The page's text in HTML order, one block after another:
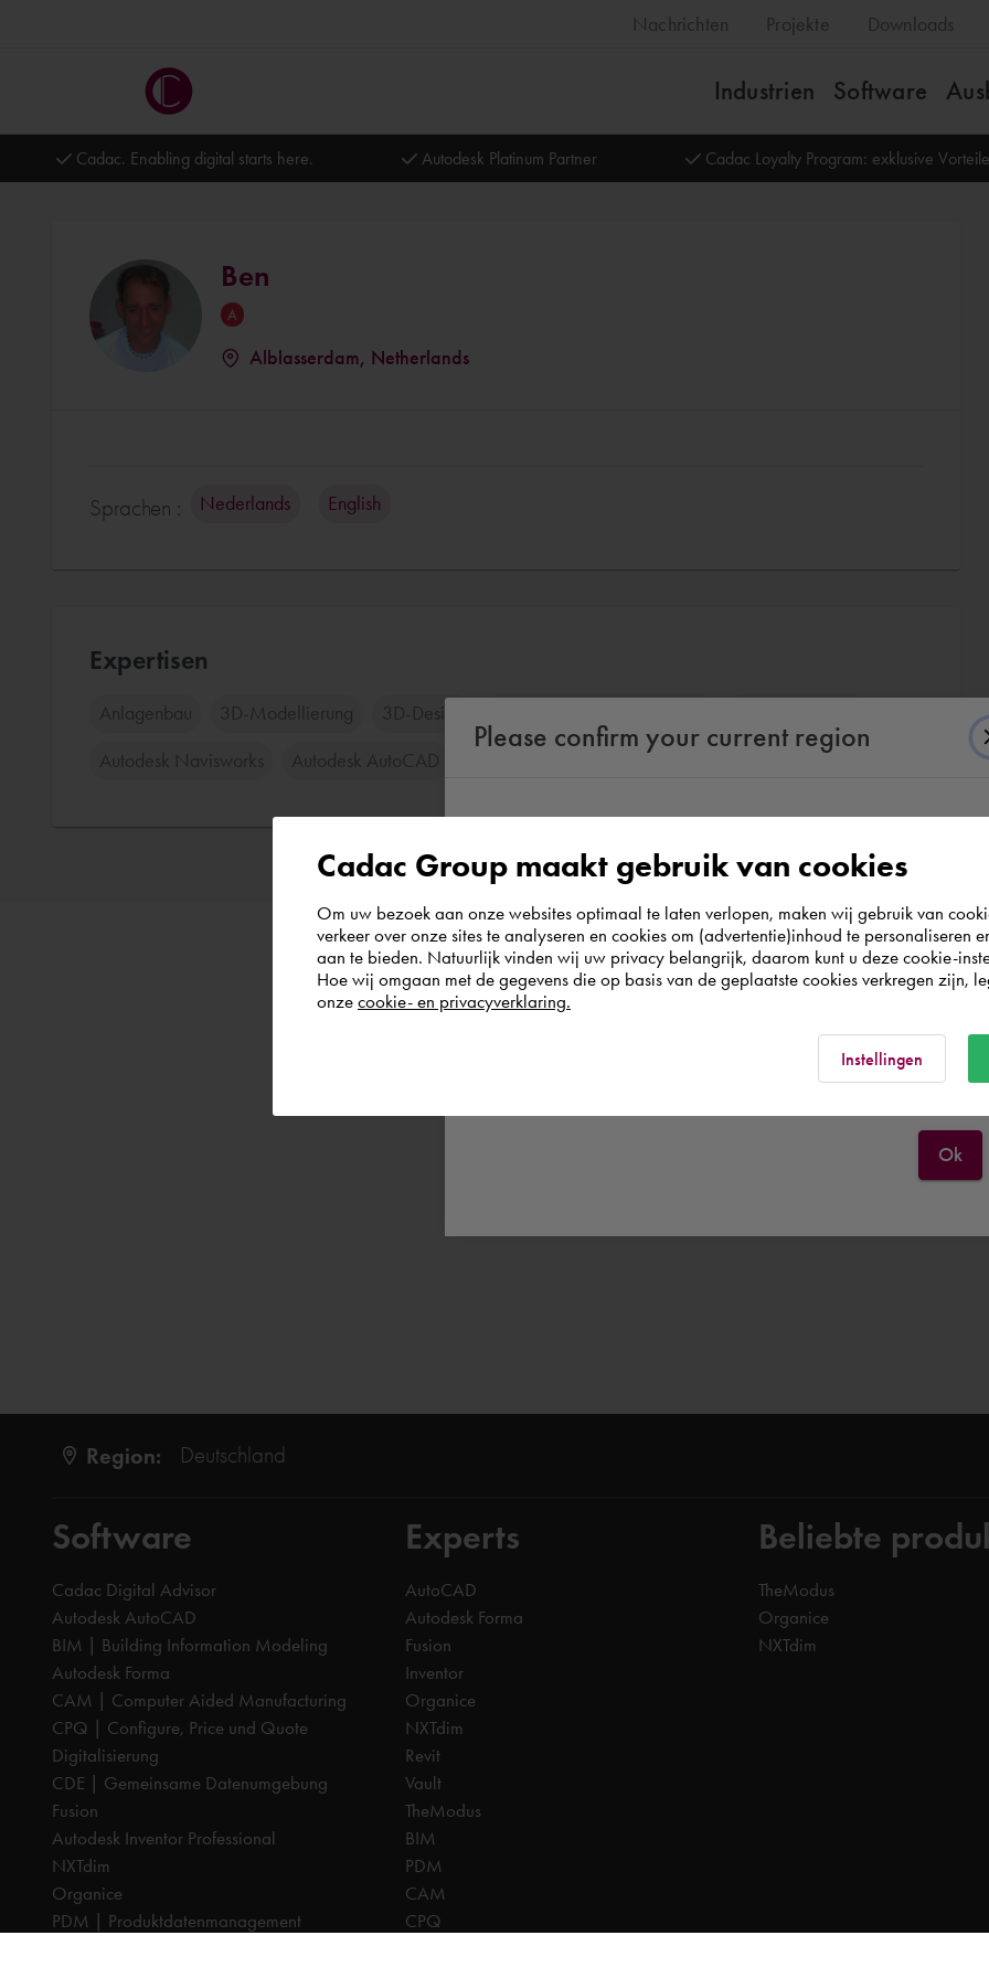
Nachrichten Projekte Downloads
Industrien Software
Cadac. Enabling digital starts here. Autodesk Platinum Partner Cadac Loyalty Program: exklusive
Ben
Alblasserdam, Netherlands
Sprachen : Nederlands English
Expertisen
Anlagenbau 3D-Modellierung 3D-Design
Autodesk Navisworks Autodesk AutoCAD Autodesk AutoCAD P&ID
Region: Deutschland
Software
Cadac Digital Advisor
Autodesk AutoCAD
BIM | Building Information Modeling
Autodesk Forma
CAM | Computer Aided Manufacturing
CPQ | Configure, Price und Quote
Digitalisierung
CDE | Gemeinsame Datenumgebung
Fusion
Autodesk Inventor Professional
NXTdim
Organice
PDM | Produktdatenmanagement
Experts
AutoCAD
Autodesk Forma
Fusion
Inventor
Organice
NXTdim
Revit
Vault
TheModus
BIM
PDM
CAM
CPQ
Beliebte
TheModus
Organice
NXTdim
Please confirm your current region
According to us you are situated in Rest of the
world. Please confirm in which country you
wish to shop.
Deutschland
Ok
Cadac Group maakt gebruik van cookies
Om uw bezoek aan onze websites optimaal te laten verlopen, maken wij gebruik van
verkeer over onze sites te analyseren en cookies om (advertentie)inhoud te personaliseren
aan te bieden. Natuurlijk vinden wij uw privacy belangrijk, daarom kunt u deze cookie-
Hoe wij omgaan met de gegevens die op basis van de geplaatste cookies verkregen zijn,
onze cookie- en privacyverklaring.
Instellingen